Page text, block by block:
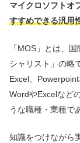
マイクロソフトオ
すすめできる汎用
「MOS」とは、
シャリスト」の略
Excel、
WordやExcelなど
うな職種・業種で
知識をつけながら